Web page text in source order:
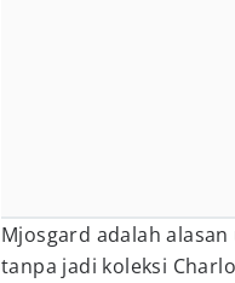
Mjosgard adalah
tanpa jadi koleksi